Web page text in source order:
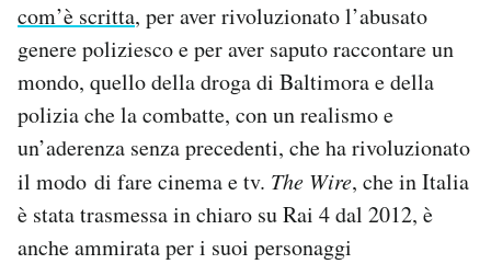
Area Personale
Newsletter
Notifiche mobile
Regala il Post
Hai bisogno di aiuto?
Esci
com’è scritta, per aver rivoluzionato l’abusato
genere poliziesco e per aver saputo raccontare un
mondo, quello della droga di Baltimora e della
polizia che la combatte, con un realismo e
un’aderenza senza precedenti, che ha rivoluzionato
il modo di fare cinema e tv. The Wire, che in Italia
è stata trasmessa in chiaro su Rai 4 dal 2012, è
anche ammirata per i suoi personaggi